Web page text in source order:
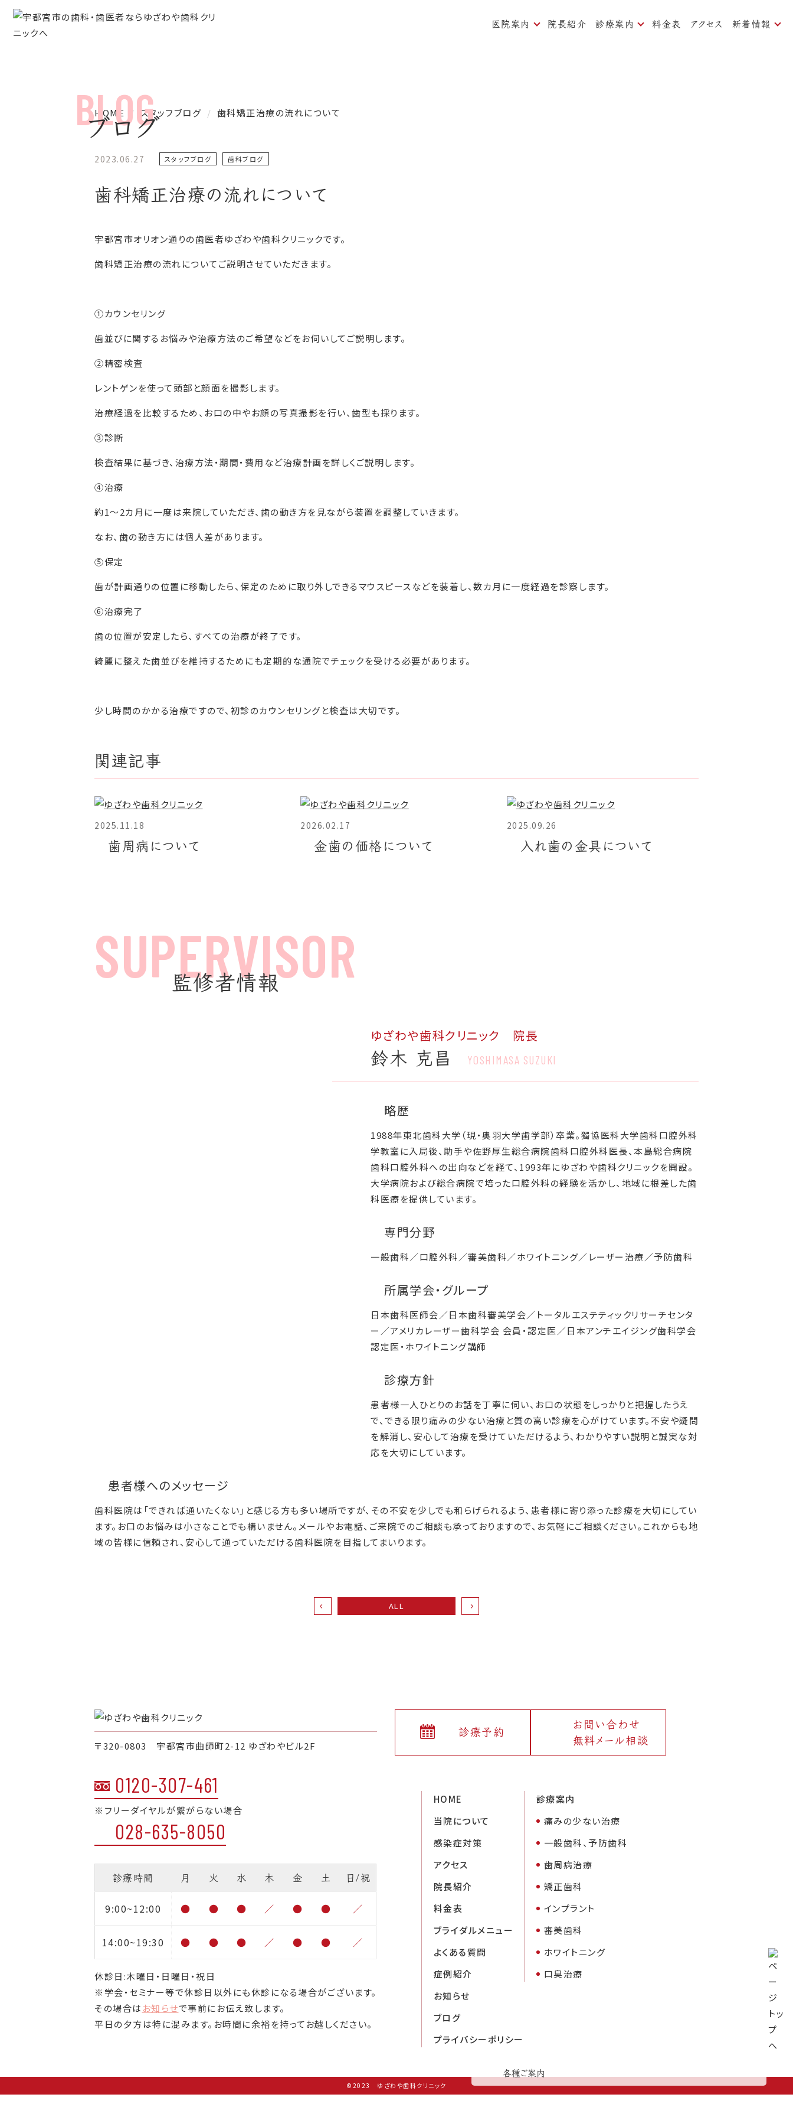
医院案内 院長紹介 診療案内 料金表 アクセス 新着情報
ブログ
HOME スタッフブログ 歯科矯正治療の流れについて
2023.06.27 スタッフブログ 歯科ブログ
歯科矯正治療の流れについて
宇都宮市オリオン通りの歯医者ゆざわや歯科クリニックです。
歯科矯正治療の流れについてご説明させていただきます。
①カウンセリング
歯並びに関するお悩みや治療方法のご希望などをお伺いしてご説明します。
②精密検査
レントゲンを使って頭部と顔面を撮影します。
治療経過を比較するため、お口の中やお顔の写真撮影を行い、歯型も採ります。
③診断
検査結果に基づき、治療方法・期間・費用など治療計画を詳しくご説明します。
④治療
約1～2カ月に一度は来院していただき、歯の動き方を見ながら装置を調整していきます。
なお、歯の動き方には個人差があります。
⑤保定
歯が計画通りの位置に移動したら、保定のために取り外しできるマウスピースなどを装着し、数カ月に一度経過を診察します。
⑥治療完了
歯の位置が安定したら、すべての治療が終了です。
綺麗に整えた歯並びを維持するためにも定期的な通院でチェックを受ける必要があります。
少し時間のかかる治療ですので、初診のカウンセリングと検査は大切です。
関連記事
2025.11.18
歯周病について
2026.02.17
金歯の価格について
2025.09.26
入れ歯の金具について
監修者情報
ゆざわや歯科クリニック 院長
鈴木 克昌 YOSHIMASA SUZUKI
略歴
1988年東北歯科大学（現・奥羽大学歯学部）卒業。獨協医科大学歯科口腔外科
学教室に入局後、助手や佐野厚生総合病院歯科口腔外科医長、本島総合病院
歯科口腔外科への出向などを経て、1993年にゆざわや歯科クリニックを開設。
大学病院および総合病院で培った口腔外科の経験を活かし、地域に根差した歯
科医療を提供しています。
専門分野
一般歯科／口腔外科／審美歯科／ホワイトニング／レーザー治療／予防歯科
所属学会・グループ
日本歯科医師会／日本歯科審美学会／トータルエステティックリサーチセンタ
ー／アメリカレーザー歯科学会 会員・認定医／日本アンチエイジング歯科学会
認定医・ホワイトニング講師
診療方針
患者様一人ひとりのお話を丁寧に伺い、お口の状態をしっかりと把握したうえ
で、できる限り痛みの少ない治療と質の高い診療を心がけています。不安や疑問
を解消し、安心して治療を受けていただけるよう、わかりやすい説明と誠実な対
応を大切にしています。
患者様へのメッセージ
歯科医院は「できれば通いたくない」と感じる方も多い場所ですが、その不安を少しでも和らげられるよう、患者様に寄り添った診療を大切にしてい
ます。お口のお悩みは小さなことでも構いません。メールやお電話、ご来院でのご相談も承っておりますので、お気軽にご相談ください。これからも地
域の皆様に信頼され、安心して通っていただける歯科医院を目指してまいります。
ALL
〒320-0803 宇都宮市曲師町2-12 ゆざわやビル2F
0120-307-461
※フリーダイヤルが繋がらない場合
028-635-8050
診療時間 月 火 水 木 金 土 日/祝
9:00~12:00 ● ● ● ／ ● ● ／
14:00~19:30 ● ● ● ／ ● ● ／
休診日:木曜日・日曜日・祝日
※学会・セミナー等で休診日以外にも休診になる場合がございます。
その場合は お知らせで事前にお伝え致します。
平日の夕方は特に混みます。お時間に余裕を持ってお越しください。
診療予約
お問い合わせ
無料メール相談
HOME
当院について
感染症対策
アクセス
院長紹介
料金表
ブライダルメニュー
よくある質問
症例紹介
お知らせ
ブログ
プライバシーポリシー
診療案内
痛みの少ない治療
一般歯科、予防歯科
歯周病治療
矯正歯科
インプラント
審美歯科
ホワイトニング
口臭治療
©2023 ゆざわや歯科クリニック
各種ご案内